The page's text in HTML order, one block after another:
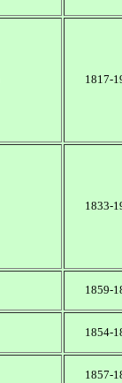
1817-
1833-
1859-
1854-
1857-